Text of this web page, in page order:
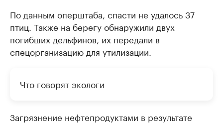
По данным оперштаба, спасти не удалось 37
птиц. Также на берегу обнаружили двух
погибших дельфинов, их передали в
спецорганизацию для утилизации.
Что говорят экологи
Загрязнение нефтепродуктами в результате